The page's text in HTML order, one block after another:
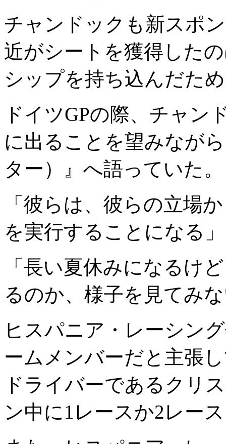
チャンドックも新スポ
近がシートを獲得した
シップを持ち込んだた
ドイツGPの際、チャン
に出ることを望みなが
ター）』へ語っていた。
「彼らは、彼らの立場
を実行することになる」
「長い夏休みになるけ
るのか、様子を見てみ
ヒスパニア・レーシン
ームメンバーだと主張
ドライバーであるクリ
ン中に1レースか2レー